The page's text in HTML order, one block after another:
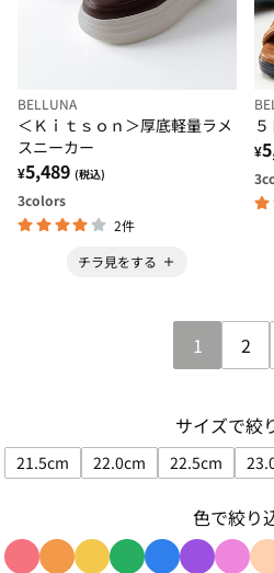
BELLUNA
＜Ｋｉｔｓｏｎ＞厚底軽量ラメ
スニーカー
¥5,489 (税込)
3colors
2件
チラ見をする
¥
3
1 2
サイズで絞
21.5cm
サイズで絞り込み: 21.5cm
22.0cm
サイズで絞り込み:
22.5cm
サイズで
色で絞り